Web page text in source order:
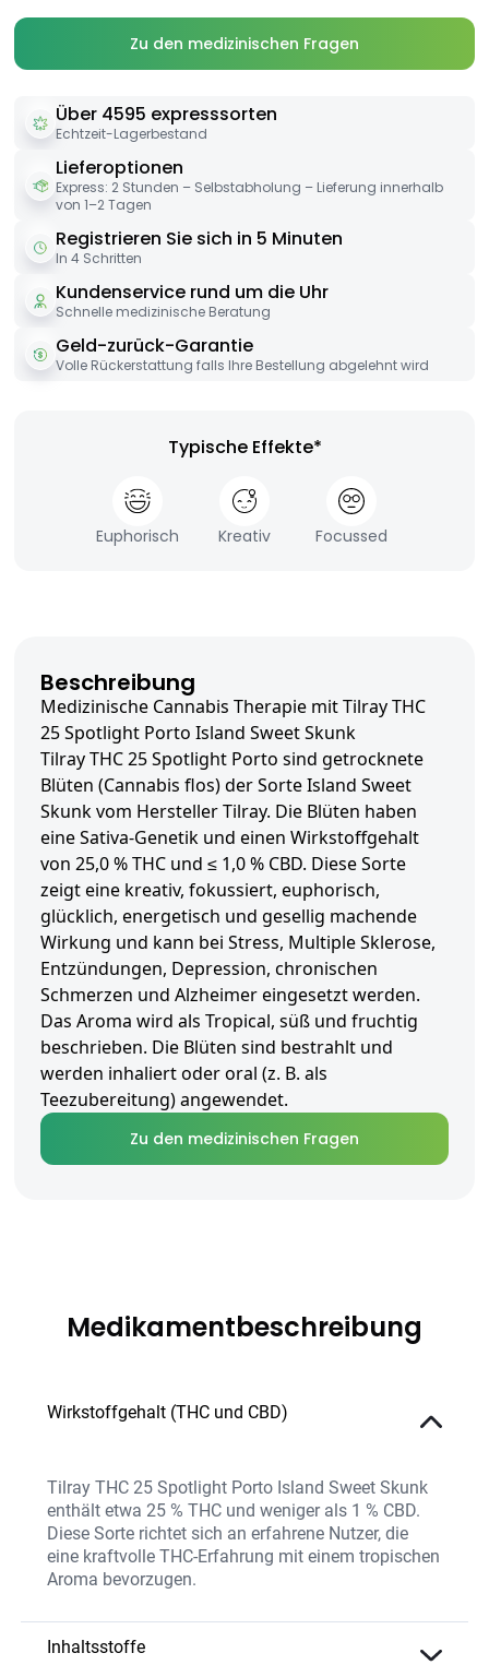
Zu den medizinischen Fragen
Über 4595 expresssorten
Echtzeit-Lagerbestand
Lieferoptionen
Express: 2 Stunden – Selbstabholung – Lieferung innerhalb
von 1–2 Tagen
Registrieren Sie sich in 5 Minuten
In 4 Schritten
Kundenservice rund um die Uhr
Schnelle medizinische Beratung
Geld-zurück-Garantie
Volle Rückerstattung falls Ihre Bestellung abgelehnt wird
Typische Effekte*
Euphorisch Kreativ Focussed
Beschreibung
Medizinische Cannabis Therapie mit Tilray THC
25 Spotlight Porto Island Sweet Skunk
Tilray THC 25 Spotlight Porto sind getrocknete
Blüten (Cannabis flos) der Sorte Island Sweet
Skunk vom Hersteller Tilray. Die Blüten haben
eine Sativa-Genetik und einen Wirkstoffgehalt
von 25,0 % THC und ≤ 1,0 % CBD. Diese Sorte
zeigt eine kreativ, fokussiert, euphorisch,
glücklich, energetisch und gesellig machende
Wirkung und kann bei Stress, Multiple Sklerose,
Entzündungen, Depression, chronischen
Schmerzen und Alzheimer eingesetzt werden.
Das Aroma wird als Tropical, süß und fruchtig
beschrieben. Die Blüten sind bestrahlt und
werden inhaliert oder oral (z. B. als
Teezubereitung) angewendet.
Zu den medizinischen Fragen
Medikamentbeschreibung
Wirkstoffgehalt (THC und CBD)
Tilray THC 25 Spotlight Porto Island Sweet Skunk
enthält etwa 25 % THC und weniger als 1 % CBD.
Diese Sorte richtet sich an erfahrene Nutzer, die
eine kraftvolle THC-Erfahrung mit einem tropischen
Aroma bevorzugen.
Inhaltsstoffe